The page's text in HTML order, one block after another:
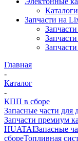
Запчасти на
Главная
-
Каталог
-
КПП в сборе
Запасные части для
Запчасти премиум
HUATAIЗапасные
сбореТопливная